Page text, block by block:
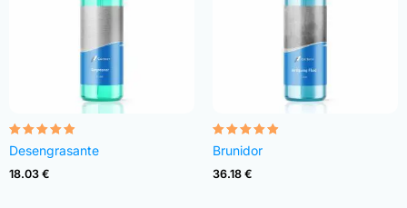
Valorado
con
4.82
de 5
Desengrasante
18.03 €
Valorado
con
4.83
de 5
Brunidor
36.18 €